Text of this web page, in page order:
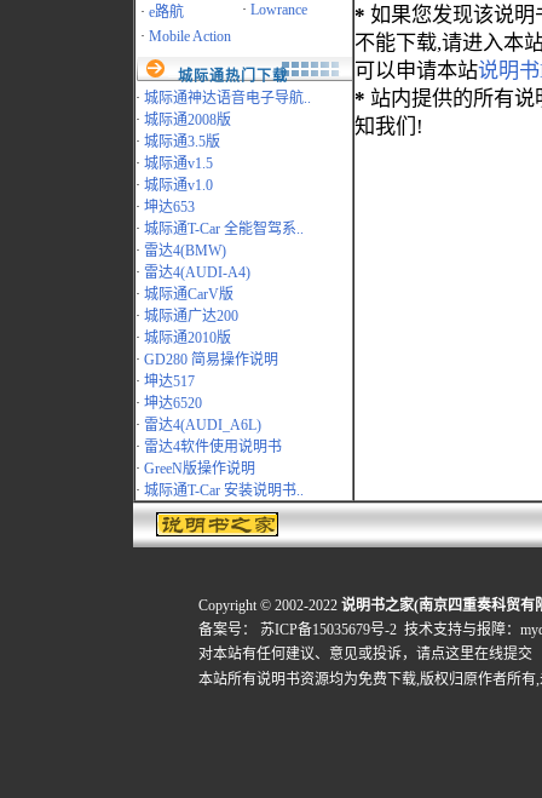
· e路航 · Lowrance
· Mobile Action
城际通热门下载
· 城际通神达语音电子导航..
· 城际通2008版
· 城际通3.5版
· 城际通v1.5
· 城际通v1.0
· 坤达653
· 城际通T-Car 全能智驾系..
· 雷达4(BMW)
· 雷达4(AUDI-A4)
· 城际通CarV版
· 城际通广达200
· 城际通2010版
· GD280 简易操作说明
· 坤达517
· 坤达6520
· 雷达4(AUDI_A6L)
· 雷达4软件使用说明书
· GreeN版操作说明
· 城际通T-Car 安装说明书..
* 如果您发现该说明
不能下载,请进入本
可以申请本站说明
* 站内提供的所有
知我们!
Copyright © 2002-2022 说明书之家(南京四重奏科贸有
备案号：
苏ICP备15035679号-2 技术支持与报障：
对本站有任何建议、意见或投诉， 请点这里在线提交
本站所有说明书资源均为免费下载,版权归原作者所